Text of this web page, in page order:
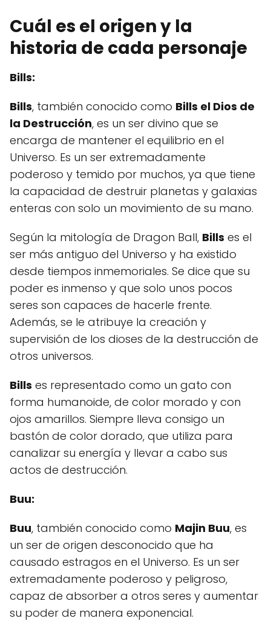
Cuál es el origen y la
historia de cada personaje
Bills:
Bills, también conocido como Bills el Dios de
la Destrucción, es un ser divino que se
encarga de mantener el equilibrio en el
Universo. Es un ser extremadamente
poderoso y temido por muchos, ya que tiene
la capacidad de destruir planetas y galaxias
enteras con solo un movimiento de su mano.
Según la mitología de Dragon Ball, Bills es el
ser más antiguo del Universo y ha existido
desde tiempos inmemoriales. Se dice que su
poder es inmenso y que solo unos pocos
seres son capaces de hacerle frente.
Además, se le atribuye la creación y
supervisión de los dioses de la destrucción de
otros universos.
Bills es representado como un gato con
forma humanoide, de color morado y con
ojos amarillos. Siempre lleva consigo un
bastón de color dorado, que utiliza para
canalizar su energía y llevar a cabo sus
actos de destrucción.
Buu:
Buu, también conocido como Majin Buu, es
un ser de origen desconocido que ha
causado estragos en el Universo. Es un ser
extremadamente poderoso y peligroso,
capaz de absorber a otros seres y aumentar
su poder de manera exponencial.